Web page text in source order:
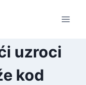
uzroci
kod